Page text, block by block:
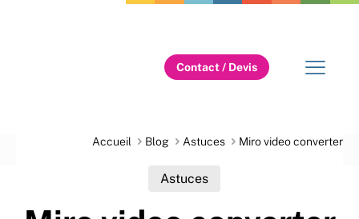
Contact / Devis
Accueil Blog Astuces Miro video converter
Astuces